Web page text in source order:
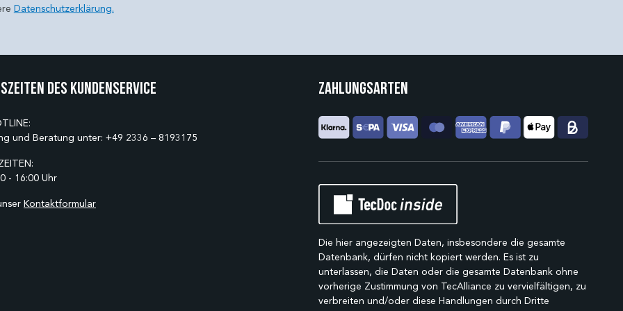
Datenschutzerklärung.
des Kundenservice
und Beratung unter: +49 2336 – 8193175
- 16:00 Uhr
Kontaktformular
Zahlungsarten
Die hier angezeigten Daten, insbesondere die gesamte
Datenbank, dürfen nicht kopiert werden. Es ist zu
unterlassen, die Daten oder die gesamte Datenbank ohne
vorherige Zustimmung von TecAlliance zu vervielfältigen, zu
verbreiten und/oder diese Handlungen durch Dritte